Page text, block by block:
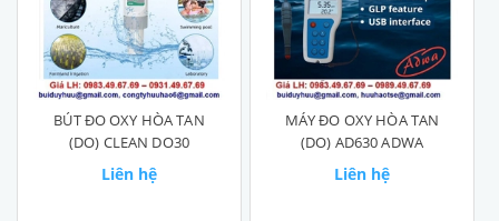
BÚT ĐO OXY HÒA TAN
(DO) CLEAN DO30
Liên hệ
MÁY ĐO OXY HÒA TAN
(DO) AD630 ADWA
Liên hệ